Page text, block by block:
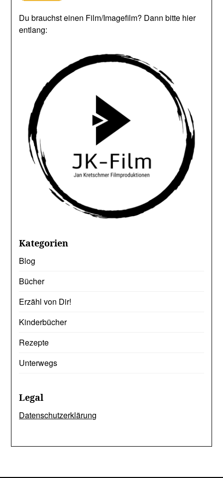
Du brauchst einen Film/Imagefilm? Dann bitte hier
entlang:
Kategorien
Blog
Bücher
Erzähl von Dir!
Kinderbücher
Rezepte
Unterwegs
Legal
Datenschutzerklärung